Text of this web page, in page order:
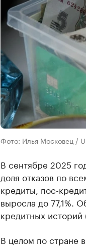
Фото: Илья Московец /
В сентябре 2025
доля отказов по
кредиты, пос-
выросла до 77,1%.
кредитных историй
В целом по стране в